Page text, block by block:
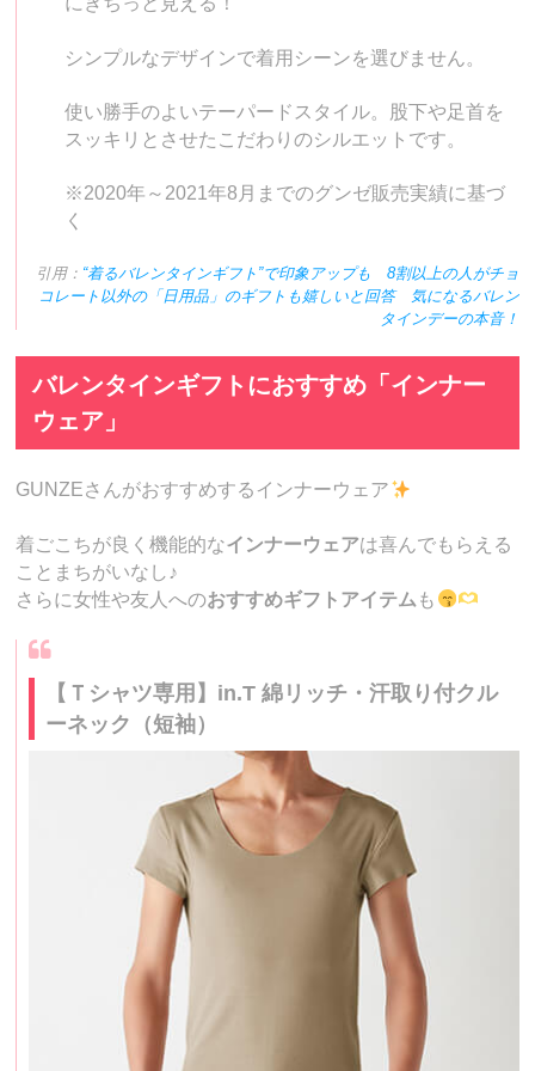
シンプルなデザインで着用シーンを選びません。
使い勝手のよいテーパードスタイル。股下や足首を
スッキリとさせたこだわりのシルエットです。
※2020年～2021年8月までのグンゼ販売実績に基づ
く
引用： “着るバレンタインギフト”で印象アップも 8割以上の人がチョ
コレート以外の「日用品」のギフトも嬉しいと回答 気になるバレン
タインデーの本音！
バレンタインギフトにおすすめ「インナー
ウェア」
GUNZEさんがおすすめするインナーウェア
着ごこちが良く機能的なインナーウェアは喜んでもらえる
ことまちがいなし♪
さらに女性や友人へのおすすめギフトアイテム も
【Ｔシャツ専用】in.T 綿リッチ・汗取り付クル
ーネック（短袖）